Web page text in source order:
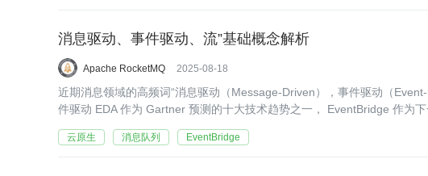
消息驱动、事件驱动、流”基础概念解析
Apache RocketMQ 2025-08-18
近期消息领域的高频词“消息驱动（Message-Driven），事件驱动（
件驱动 EDA 作为 Gartner 预测的十大技术趋势之一， EventBridge 作为
云原生 消息队列 EventBridge